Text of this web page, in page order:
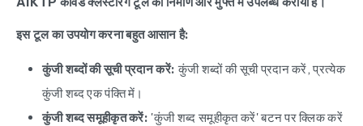
इस टूल का उपयोग करना बहुत आसान है:
कुंजी शब्दों की सूची प्रदान करें: कुंजी शब्दों की सूची प्रदान करें, प्रत्येक
कुंजी शब्द एक पंक्ति में।
कुंजी शब्द समूहीकृत करें: 'कुंजी शब्द समूहीकृत करें' बटन पर क्लिक करें